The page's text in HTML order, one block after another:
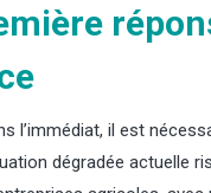
l’immédiat, il est
dégradée actuelle